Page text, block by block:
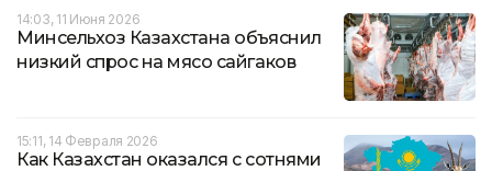
14:03, 11 Июня 2026
Минсельхоз Казахстана объяснил
низкий спрос на мясо сайгаков
15:11, 14 Февраля 2026
Как Казахстан оказался с сотнями